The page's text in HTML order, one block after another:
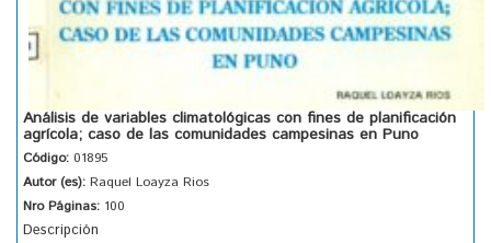
Análisis de variables climatológicas con fines de planificación
agrícola; caso de las comunidades campesinas en Puno
Código: 01895
Autor (es): Raquel Loayza Rios
Nro Páginas: 100
Descripción